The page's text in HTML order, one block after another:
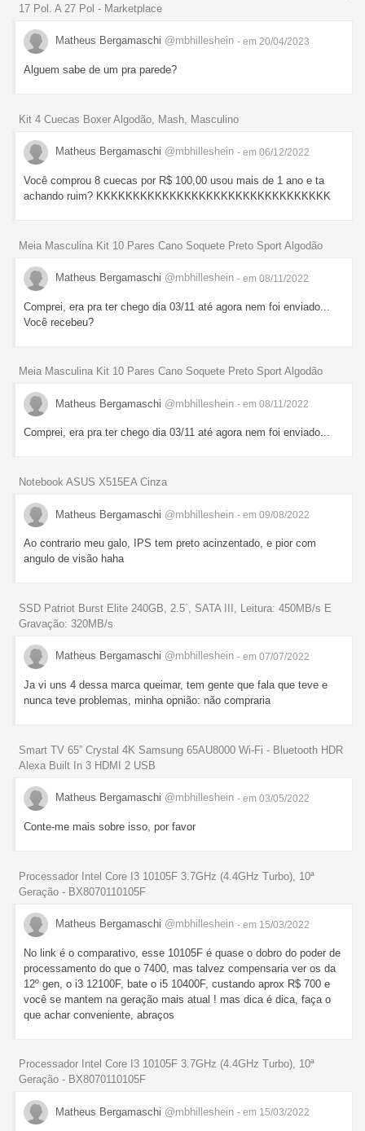
17 Pol. A 27 Pol - Marketplace
Matheus Bergamaschi @mbhilleshein - em 20/04/2023
Alguem sabe de um pra parede?
Kit 4 Cuecas Boxer Algodão, Mash, Masculino
Matheus Bergamaschi @mbhilleshein - em 06/12/2022
Você comprou 8 cuecas por R$ 100,00 usou mais de 1 ano e ta
achando ruim? KKKKKKKKKKKKKKKKKKKKKKKKKKKKKKKK
Meia Masculina Kit 10 Pares Cano Soquete Preto Sport Algodão
Matheus Bergamaschi @mbhilleshein - em 08/11/2022
Comprei, era pra ter chego dia 03/11 até agora nem foi enviado...
Você recebeu?
Meia Masculina Kit 10 Pares Cano Soquete Preto Sport Algodão
Matheus Bergamaschi @mbhilleshein - em 08/11/2022
Comprei, era pra ter chego dia 03/11 até agora nem foi enviado...
Notebook ASUS X515EA Cinza
Matheus Bergamaschi @mbhilleshein - em 09/08/2022
Ao contrario meu galo, IPS tem preto acinzentado, e pior com
angulo de visão haha
SSD Patriot Burst Elite 240GB, 2.5´, SATA III, Leitura: 450MB/s E
Gravação: 320MB/s
Matheus Bergamaschi @mbhilleshein - em 07/07/2022
Ja vi uns 4 dessa marca queimar, tem gente que fala que teve e
nunca teve problemas, minha opnião: não compraria
Smart TV 65” Crystal 4K Samsung 65AU8000 Wi-Fi - Bluetooth HDR
Alexa Built In 3 HDMI 2 USB
Matheus Bergamaschi @mbhilleshein - em 03/05/2022
Conte-me mais sobre isso, por favor
Processador Intel Core I3 10105F 3.7GHz (4.4GHz Turbo), 10ª
Geração - BX8070110105F
Matheus Bergamaschi @mbhilleshein - em 15/03/2022
No link é o comparativo, esse 10105F é quase o dobro do poder de
processamento do que o 7400, mas talvez compensaria ver os da
12º gen, o i3 12100F, bate o i5 10400F, custando aprox R$ 700 e
você se mantem na geração mais atual ! mas dica é dica, faça o
que achar conveniente, abraços
Processador Intel Core I3 10105F 3.7GHz (4.4GHz Turbo), 10ª
Geração - BX8070110105F
Matheus Bergamaschi @mbhilleshein - em 15/03/2022